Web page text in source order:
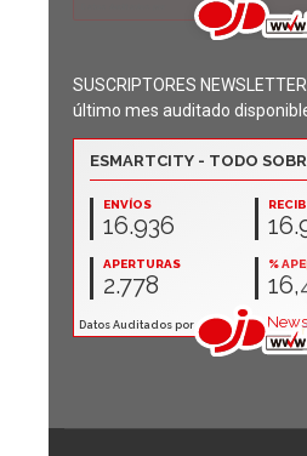
SUSCRIPTORES
último mes auditado